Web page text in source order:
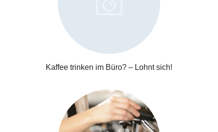
Kaffee trinken im Büro? – Lohnt sich!